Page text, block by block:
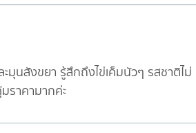
มุนสังขยา รู้สึกถึงไข่เค็มนัวๆ รสชาติไม่
ราคามากค่ะ